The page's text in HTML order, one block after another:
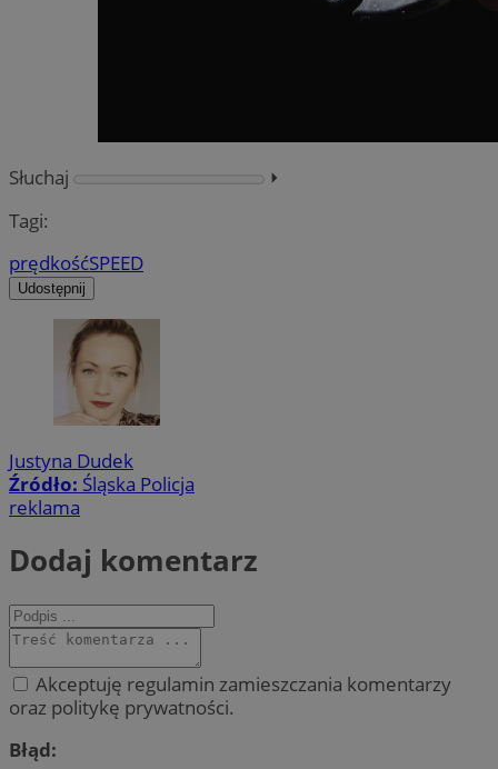
Słuchaj
⏵︎
Tagi:
prędkośćSPEED
Udostępnij
Justyna Dudek
Źródło: Śląska Policja
reklama
Dodaj komentarz
Akceptuję regulamin zamieszczania komentarzy
oraz politykę prywatności.
Błąd: